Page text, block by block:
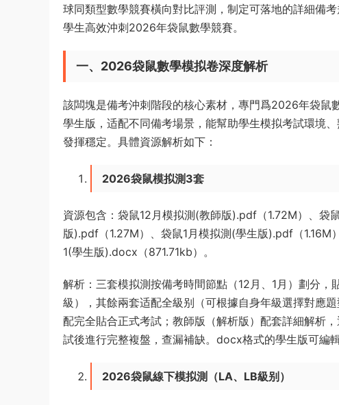
球同類型數學競賽橫向對比評測，制定可落地的詳細備
學生高效沖刺2026年袋鼠數學競賽。
一、 2026袋鼠數學模拟卷深度解析
該闆塊是備考沖刺階段的核心素材，專門爲2026年袋鼠
學生版，适配不同備考場景，能幫助學生模拟考試環境
發揮穩定。具體資源解析如下：
2026袋鼠模拟測3套
資源包含：袋鼠12月模拟測(教師版).pdf（1.72M）、袋
版).pdf（1.27M）、袋鼠1月模拟測(學生版).pdf（
1(學生版).docx（871.71kb）。
解析：三套模拟測按備考時間節點（12月、1月）劃分
級），其餘兩套适配全級别（可根據自身年級選擇對應
配完全貼合正式考試；教師版（解析版）配套詳細解析
試後進行完整複盤，查漏補缺。docx格式的學生版可編
2026袋鼠線下模拟測（LA、LB級别）